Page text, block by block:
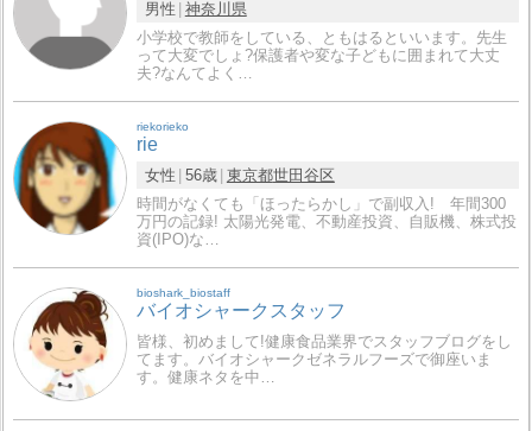
男性 神奈川県
小学校で教師をしている、ともはるといいます。先生
って大変でしょ?保護者や変な子どもに囲まれて大丈
夫?なんてよく…
riekorieko
rie
女性 56歳 東京都世田谷区
時間がなくても「ほったらかし」で副収入! 年間300
万円の記録! 太陽光発電、不動産投資、自販機、株式投
資(IPO)な…
bioshark_biostaff
バイオシャークスタッフ
皆様、初めまして!健康食品業界でスタッフブログをし
てます。バイオシャークゼネラルフーズで御座いま
す。健康ネタを中…